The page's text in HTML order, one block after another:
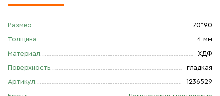
Размер 70*90
Толщина 4 мм
Материал ХДФ
Поверхность гладкая
Артикул 1236529